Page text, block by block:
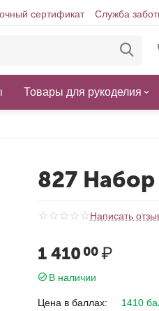
сертификат Служба
Товары для рукоделия
827
Написать
1 410 00₽
В наличии
Цена в баллах:
1410